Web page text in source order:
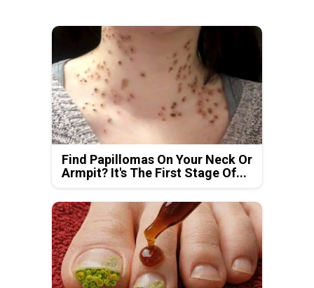
Find Papillomas On Your Neck Or
Armpit? It's The First Stage Of...